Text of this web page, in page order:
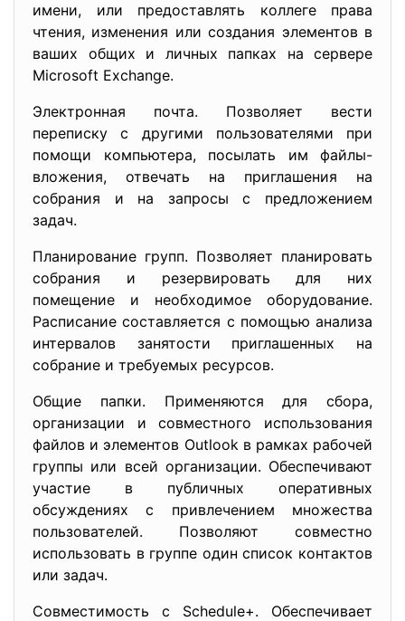
имени, или предоставлять коллеге права
чтения, изменения или создания элементов в
ваших общих и личных папках на сервере
Microsoft Exchange.
Электронная почта. Позволяет вести
переписку с другими пользователями при
помощи компьютера, посылать им файлы-
вложения, отвечать на приглашения на
собрания и на запросы с предложением
задач.
Планирование групп. Позволяет планировать
собрания и резервировать для них
помещение и необходимое оборудование.
Расписание составляется с помощью анализа
интервалов занятости приглашенных на
собрание и требуемых ресурсов.
Общие папки. Применяются для сбора,
организации и совместного использования
файлов и элементов Outlook в рамках рабочей
группы или всей организации. Обеспечивают
участие в публичных оперативных
обсуждениях с привлечением множества
пользователей. Позволяют совместно
использовать в группе один список контактов
или задач.
Совместимость с Schedule+. Обеспечивает